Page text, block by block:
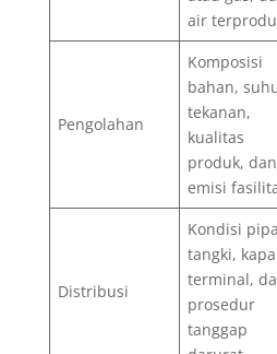
air
Pengolahan
Komposisi
bahan,
tekanan,
kualitas
produk, dan
emisi
Distribusi
Kondisi
tangki,
terminal,
prosedur
tanggap